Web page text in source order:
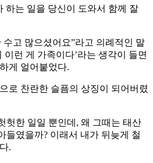
하는 일을 당신이 도와서 함께 잘
고 많으셨어요”라고 의례적인 말
이런 게 가족이다’라는 생각이 들면
게 얼어붙었다.
로 찬란한 슬픔의 상징이 되어버렸
헛한 일일 뿐인데, 왜 그때는 태산
들였을까? 이래서 내가 뒤늦게 철
.